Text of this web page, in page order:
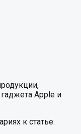
Apple и
к статье.